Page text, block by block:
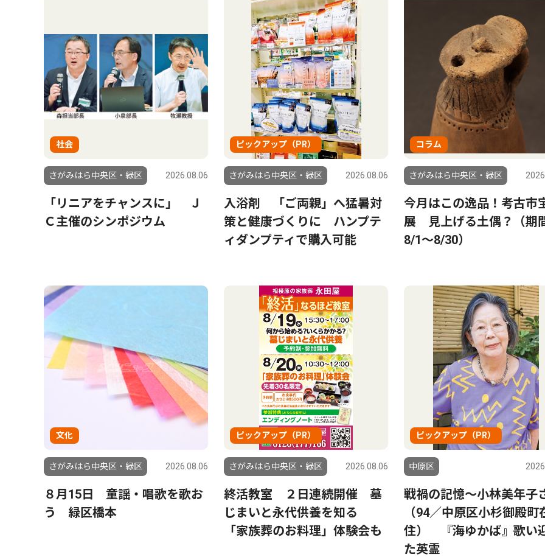
社会
さがみはら中央区・緑区 2026.08.06
「リニアをチャンスに」 Ｊ
Ｃ主催のシンポジウム
ピックアップ（PR）
さがみはら中央区・緑区 2026.08.06
入浴剤 「ご両親」へ猛暑対
策と健康づくりに ハンプテ
ィダンプティで購入可能
コラム
さがみはら中央区・緑区
今月はこの逸品！考古市
展 見上げる土偶？（期
8/1〜8/30）
文化
さがみはら中央区・緑区 2026.08.06
８月15日 童謡・唱歌を歌お
う 緑区橋本
ピックアップ（PR）
さがみはら中央区・緑区 2026.08.06
終活教室 ２日連続開催 墓
じまいと永代供養を知る
「家族葬のお料理」体験会も
ピックアップ（PR）
中原区
戦禍の記憶〜小林美年子
（94／中原区小杉御殿町
住） 『海ゆかば』歌い
た英霊